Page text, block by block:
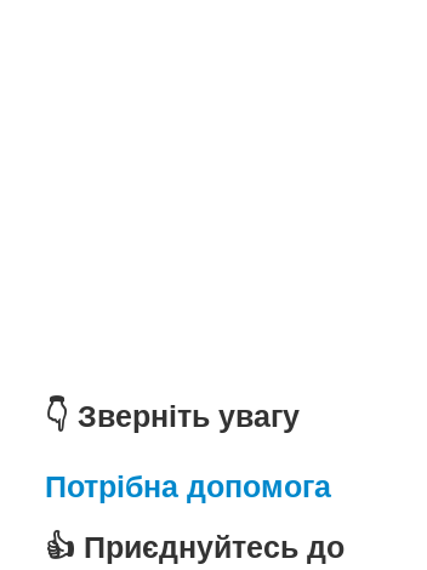
👇 Зверніть увагу
Потрібна допомога
👍 Приєднуйтесь до